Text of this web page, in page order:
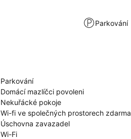
Parkování
Parkování
Domácí mazlíčci povoleni
Nekuřácké pokoje
Wi-fi ve společných prostorech zdarma
Úschovna zavazadel
Wi-Fi